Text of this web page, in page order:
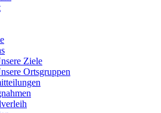
Ziele
Ortsgruppen